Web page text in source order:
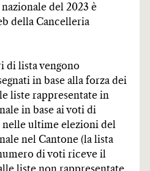
del 2023 è
della Cancelleria
di lista vengono
in base alla forza dei
liste rappresentate in
in base ai voti di
ultime elezioni del
nel Cantone (la lista
di voti riceve il